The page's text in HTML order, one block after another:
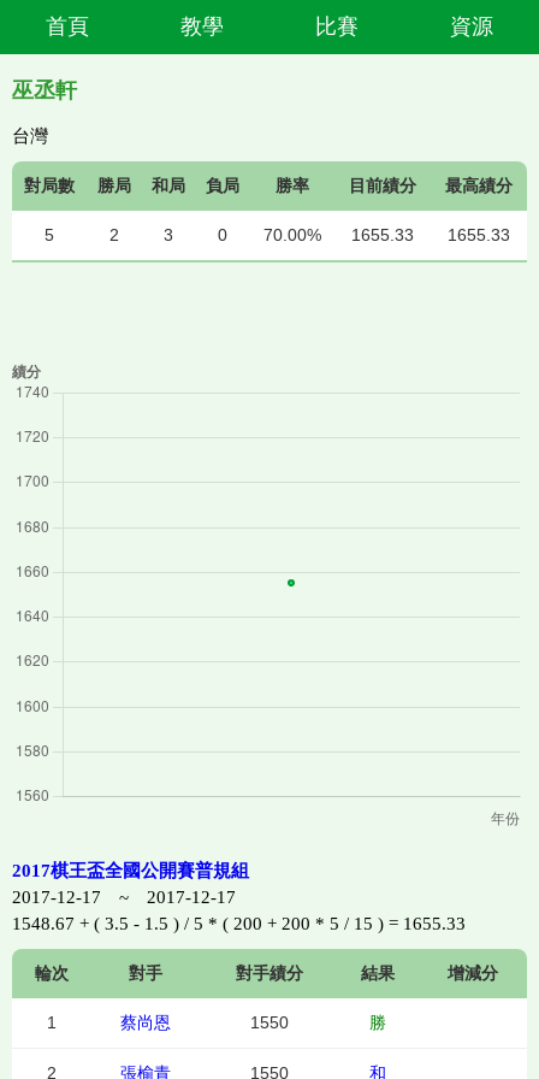
首頁 教學 比賽 資源
巫丞軒
台灣
對局數 勝局 和局 負局 勝率 目前績分 最高績分
5 2 3 0 70.00% 1655.33 1655.33
2017棋王盃全國公開賽普規組
2017-12-17 ~ 2017-12-17
1548.67 + ( 3.5 - 1.5 ) / 5 * ( 200 + 200 * 5 / 15 ) = 1655.33
輪次 對手 對手績分 結果 增減分
1 蔡尚恩 1550 勝
2 張榆青 1550 和